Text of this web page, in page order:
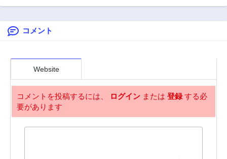
第29.1話 第29.2話
第29.3話
第28話
2年前 2年前
第23話
た
コメント
Website
コメントを投稿するには、 ログイン または 登録する必
要があります